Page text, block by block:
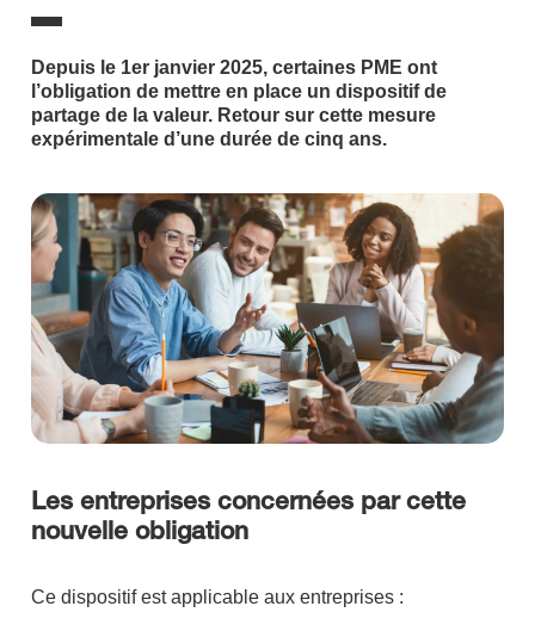
Depuis le 1er janvier 2025, certaines PME ont
l’obligation de mettre en place un dispositif de
partage de la valeur. Retour sur cette mesure
expérimentale d’une durée de cinq ans.
Les entreprises concernées par cette
nouvelle obligation
Ce dispositif est applicable aux entreprises :